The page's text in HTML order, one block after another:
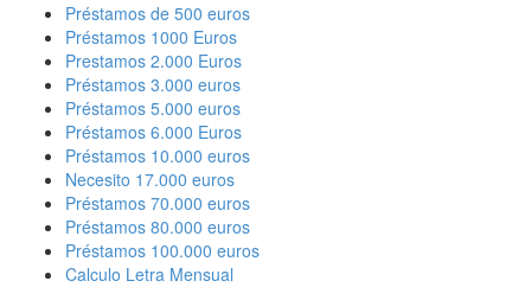
Préstamos de 500 euros
Préstamos 1000 Euros
Prestamos 2.000 Euros
Préstamos 3.000 euros
Préstamos 5.000 euros
Préstamos 6.000 Euros
Préstamos 10.000 euros
Necesito 17.000 euros
Préstamos 70.000 euros
Préstamos 80.000 euros
Préstamos 100.000 euros
Calculo Letra Mensual